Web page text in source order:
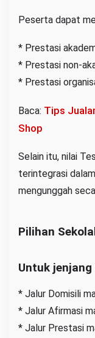
Peserta dapat
* Prestasi
* Prestasi non-
* Prestasi
Baca: Tips
Shop
Selain itu, nilai
terintegrasi
mengunggah
Pilihan
Untuk jenjang
* Jalur Domisili
* Jalur Afirmasi
* Jalur Prestasi